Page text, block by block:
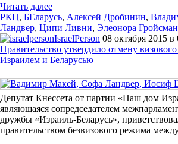
Читать далее
РКЦ, БЕларусь, Алексей Дробинин,
Ландвер, Ципи Ливни, Элеонора Гройсман
IsraelPerson 08 октября 2015 в
Правительство утвердило отмену
Израилем и Беларусью
Депутат Кнессета от партии «Наш дом
являющаяся сопредседателем
дружбы «Израиль-Беларусь»,
правительством безвизового режима